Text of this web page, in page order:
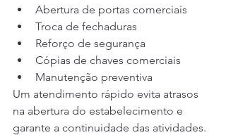
Abertura de portas comerciais
Troca de fechaduras
Reforço de segurança
Cópias de chaves comerciais
Manutenção preventiva
Um atendimento rápido evita atrasos
na abertura do estabelecimento e
garante a continuidade das atividades.